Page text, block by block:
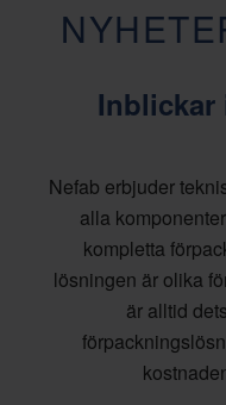
Inblickar
Nefab erbjuder
alla
kompletta
lösningen är olika
är alltid